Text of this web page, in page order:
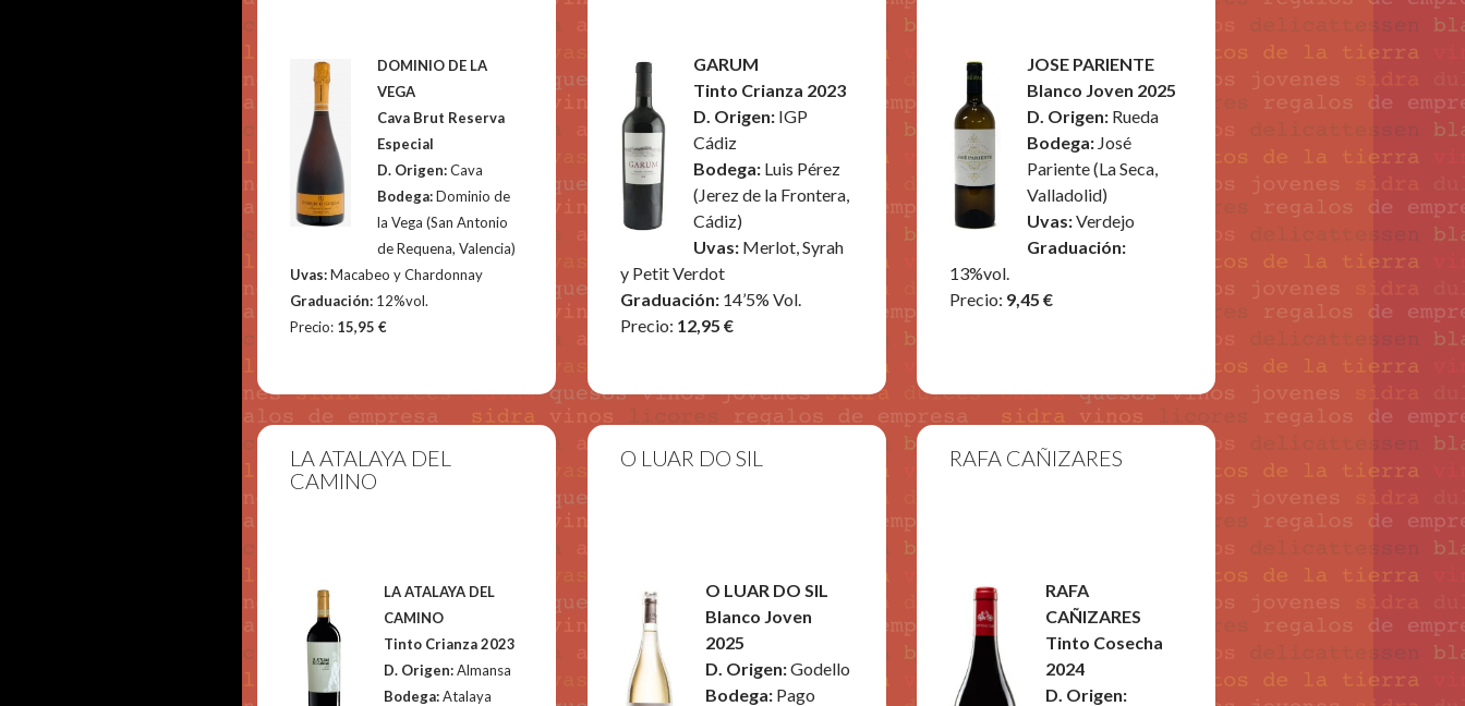
DOMINIO DE LA
VEGA
Cava Brut Reserva
Especial
D. Origen:Cava
Bodega:Dominio de
la Vega (San Antonio
de Requena, Valencia)
Uvas:Macabeo y Chardonnay
Graduación: 12%vol.
Precio: 15,95 €
GARUM
Tinto Crianza 2023
D. Origen:IGP
Cádiz
Bodega: Luis Pérez
(Jerez de la Frontera,
Cádiz)
Uvas: Merlot, Syrah
y Petit Verdot
Graduación: 14’5% Vol.
Precio: 12,95 €
JOSE PARIENTE
Blanco Joven 2025
D. Origen: Rueda
Bodega: José
Pariente (La Seca,
Valladolid)
Uvas:Verdejo
Graduación:
13%vol.
Precio: 9,45 €
LA ATALAYA DEL
CAMINO
LA ATALAYA DEL
CAMINO
Tinto Crianza 2023
D. Origen:Almansa
Bodega:Atalaya
O LUAR DO SIL
O LUAR DO SIL
Blanco Joven
2025
D. Origen:Godello
Bodega: Pago
RAFA CAÑIZARES
RAFA
CAÑIZARES
Tinto Cosecha
2024
D. Origen: